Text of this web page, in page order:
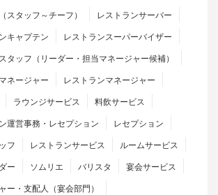
スタッフ～チーフ）
レストランサーバー
キャプテン
レストランスーパーバイザー
タッフ（リーダー・担当マネージャー候補）
ネージャー
レストランマネージャー
ラウンジサービス
料飲サービス
運営事務・レセプション
レセプション
フ
レストランサービス
ルームサービス
ー
ソムリエ バリスタ
宴会サービス
ー・支配人（宴会部門）